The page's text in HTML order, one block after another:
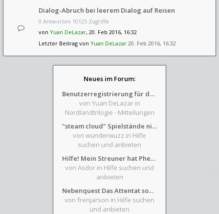
Dialog-Abruch bei leerem Dialog auf Reisen
0 Antworten 10125 Zugriffe
von Yuan DeLazar, 20. Feb 2016, 16:32
Letzter Beitrag von Yuan DeLazar 20. Feb 2016, 16:32
Neues im Forum:
Benutzerregistrierung für das SchickHD-/SchweifHD-Forum gesperrt
von Yuan DeLazar in
Nordlandtrilogie - Mitteilungen
"steam cloud" Spielstände nicht verfügbar
von wunderwuzz in Hilfe
suchen und anbieten
Hilfe! Mein Streuner hat Phexens Gunst verloren...
von Asdor in Hilfe suchen und
anbieten
Nebenquest Das Attentat sowie Beilunker Reiter und zwei kleine Ausrüstungsfragen
von frenjarson in Hilfe suchen
und anbieten